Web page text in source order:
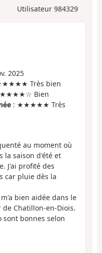
Utilisateur 984329
2025
Très bien
Bien
: ★★★★★ Très
au moment où
la saison d'été et
J'ai profité des
car pluie dès la
bien aidée dans le
Chatillon-en-Diois.
sont bonnes selon